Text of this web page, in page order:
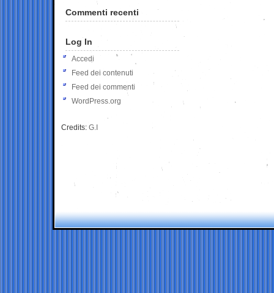
Commenti recenti
Log In
Accedi
Feed dei contenuti
Feed dei commenti
WordPress.org
Credits: G.I